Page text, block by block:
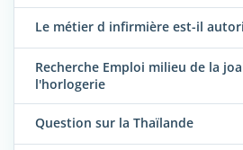
Le métier d infirmière est-il
Recherche Emploi milieu de la
l'horlogerie
Question sur la Thaïlande